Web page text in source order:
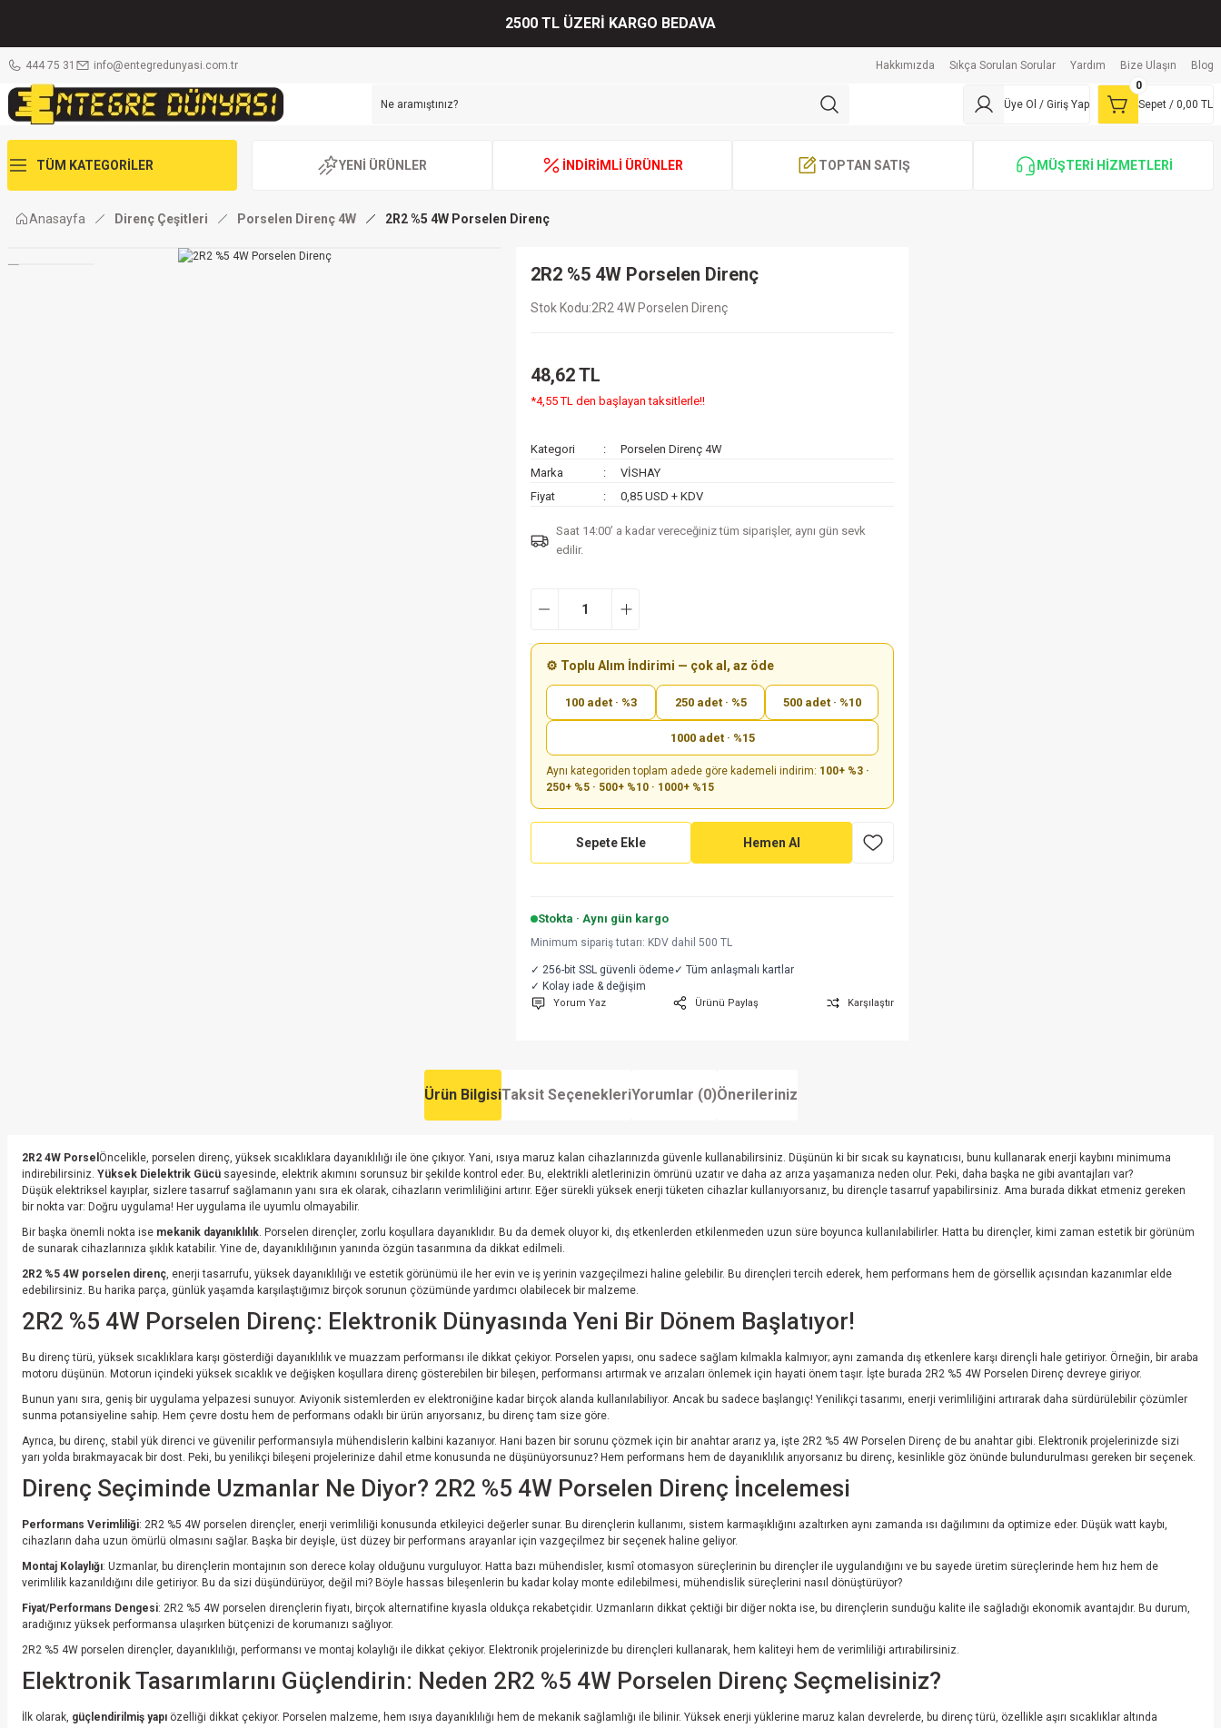
2500 TL ÜZERİ KARGO BEDAVA
444 75 31 info@entegredunyasi.com.tr Hakkımızda Sıkça Sorulan Sorular Yardım Bize Ulaşın Blog
Üye Ol / Giriş Yap
0
Sepet / 0,00 TL
TÜM KATEGORİLER YENİ ÜRÜNLER İNDİRİMLİ ÜRÜNLER TOPTAN SATIŞ MÜŞTERİ HİZMETLERİ
Anasayfa Direnç Çeşitleri Porselen Direnç 4W 2R2 %5 4W Porselen Direnç
2R2 %5 4W Porselen Direnç
Stok Kodu 2R2 4W Porselen Direnç
48,62 TL
*4,55 TL den başlayan taksitlerle!!
Kategori
Porselen Direnç 4W
Marka
VİSHAY
Fiyat
0,85 USD + KDV
Saat 14:00’ a kadar vereceğiniz tüm siparişler, aynı gün sevk
edilir.
⚙️ Toplu Alım İndirimi — çok al, az öde
100 adet · %3 250 adet · %5 500 adet · %10
1000 adet · %15
Aynı kategoriden toplam adede göre kademeli indirim: 100+ %3 ·
250+ %5 · 500+ %10 · 1000+ %15
Sepete Ekle Hemen Al
Stokta · Aynı gün kargo
Minimum sipariş tutarı: KDV dahil 500 TL
✓ 256-bit SSL güvenli ödeme✓ Tüm anlaşmalı kartlar
✓ Kolay iade & değişim
Yorum Yaz Ürünü Paylaş Karşılaştır
Ürün BilgisiTaksit SeçenekleriYorumlar (0)Önerileriniz
2R2 4W Porsel Öncelikle, porselen direnç, yüksek sıcaklıklara dayanıklılığı ile öne çıkıyor. Yani, ısıya maruz kalan cihazlarınızda güvenle kullanabilirsiniz. Düşünün ki bir sıcak su kaynatıcısı, bunu kullanarak enerji kaybını minimuma
indirebilirsiniz. Yüksek Dielektrik Gücü sayesinde, elektrik akımını sorunsuz bir şekilde kontrol eder. Bu, elektrikli aletlerinizin ömrünü uzatır ve daha az arıza yaşamanıza neden olur. Peki, daha başka ne gibi avantajları var?
Düşük elektriksel kayıplar, sizlere tasarruf sağlamanın yanı sıra ek olarak, cihazların verimliliğini artırır. Eğer sürekli yüksek enerji tüketen cihazlar kullanıyorsanız, bu dirençle tasarruf yapabilirsiniz. Ama burada dikkat etmeniz gereken
bir nokta var: Doğru uygulama! Her uygulama ile uyumlu olmayabilir.
Bir başka önemli nokta ise mekanik dayanıklılık. Porselen dirençler, zorlu koşullara dayanıklıdır. Bu da demek oluyor ki, dış etkenlerden etkilenmeden uzun süre boyunca kullanılabilirler. Hatta bu dirençler, kimi zaman estetik bir görünüm
de sunarak cihazlarınıza şıklık katabilir. Yine de, dayanıklılığının yanında özgün tasarımına da dikkat edilmeli.
2R2 %5 4W porselen direnç, enerji tasarrufu, yüksek dayanıklılığı ve estetik görünümü ile her evin ve iş yerinin vazgeçilmezi haline gelebilir. Bu dirençleri tercih ederek, hem performans hem de görsellik açısından kazanımlar elde
edebilirsiniz. Bu harika parça, günlük yaşamda karşılaştığımız birçok sorunun çözümünde yardımcı olabilecek bir malzeme.
2R2 %5 4W Porselen Direnç: Elektronik Dünyasında Yeni Bir Dönem Başlatıyor!
Bu direnç türü, yüksek sıcaklıklara karşı gösterdiği dayanıklılık ve muazzam performansı ile dikkat çekiyor. Porselen yapısı, onu sadece sağlam kılmakla kalmıyor; aynı zamanda dış etkenlere karşı dirençli hale getiriyor. Örneğin, bir araba
motoru düşünün. Motorun içindeki yüksek sıcaklık ve değişken koşullara direnç gösterebilen bir bileşen, performansı artırmak ve arızaları önlemek için hayati önem taşır. İşte burada 2R2 %5 4W Porselen Direnç devreye giriyor.
Bunun yanı sıra, geniş bir uygulama yelpazesi sunuyor. Aviyonik sistemlerden ev elektroniğine kadar birçok alanda kullanılabiliyor. Ancak bu sadece başlangıç! Yenilikçi tasarımı, enerji verimliliğini artırarak daha sürdürülebilir çözümler
sunma potansiyeline sahip. Hem çevre dostu hem de performans odaklı bir ürün arıyorsanız, bu direnç tam size göre.
Ayrıca, bu direnç, stabil yük direnci ve güvenilir performansıyla mühendislerin kalbini kazanıyor. Hani bazen bir sorunu çözmek için bir anahtar ararız ya, işte 2R2 %5 4W Porselen Direnç de bu anahtar gibi. Elektronik projelerinizde sizi
yarı yolda bırakmayacak bir dost. Peki, bu yenilikçi bileşeni projelerinize dahil etme konusunda ne düşünüyorsunuz? Hem performans hem de dayanıklılık arıyorsanız bu direnç, kesinlikle göz önünde bulundurulması gereken bir seçenek.
Direnç Seçiminde Uzmanlar Ne Diyor? 2R2 %5 4W Porselen Direnç İncelemesi
Performans Verimliliği: 2R2 %5 4W porselen dirençler, enerji verimliliği konusunda etkileyici değerler sunar. Bu dirençlerin kullanımı, sistem karmaşıklığını azaltırken aynı zamanda ısı dağılımını da optimize eder. Düşük watt kaybı,
cihazların daha uzun ömürlü olmasını sağlar. Başka bir deyişle, üst düzey bir performans arayanlar için vazgeçilmez bir seçenek haline geliyor.
Montaj Kolaylığı: Uzmanlar, bu dirençlerin montajının son derece kolay olduğunu vurguluyor. Hatta bazı mühendisler, kısmî otomasyon süreçlerinin bu dirençler ile uygulandığını ve bu sayede üretim süreçlerinde hem hız hem de
verimlilik kazanıldığını dile getiriyor. Bu da sizi düşündürüyor, değil mi? Böyle hassas bileşenlerin bu kadar kolay monte edilebilmesi, mühendislik süreçlerini nasıl dönüştürüyor?
Fiyat/Performans Dengesi: 2R2 %5 4W porselen dirençlerin fiyatı, birçok alternatifine kıyasla oldukça rekabetçidir. Uzmanların dikkat çektiği bir diğer nokta ise, bu dirençlerin sunduğu kalite ile sağladığı ekonomik avantajdır. Bu durum,
aradığınız yüksek performansa ulaşırken bütçenizi de korumanızı sağlıyor.
2R2 %5 4W porselen dirençler, dayanıklılığı, performansı ve montaj kolaylığı ile dikkat çekiyor. Elektronik projelerinizde bu dirençleri kullanarak, hem kaliteyi hem de verimliliği artırabilirsiniz.
Elektronik Tasarımlarını Güçlendirin: Neden 2R2 %5 4W Porselen Direnç Seçmelisiniz?
İlk olarak, güçlendirilmiş yapı özelliği dikkat çekiyor. Porselen malzeme, hem ısıya dayanıklılığı hem de mekanik sağlamlığı ile bilinir. Yüksek enerji yüklerine maruz kalan devrelerde, bu direnç türü, özellikle aşırı sıcaklıklar altında